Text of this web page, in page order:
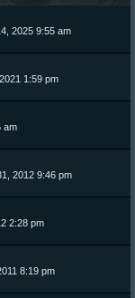
2025 9:55 am
1:59 pm
am
2012 9:46 pm
2:28 pm
8:19 pm